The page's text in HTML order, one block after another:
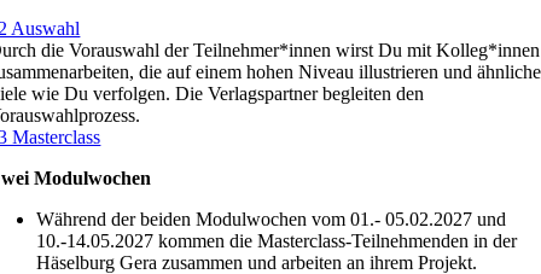
Auswahl
die Vorauswahl der Teilnehmer*innen wirst Du mit Kolleg*innen
die auf einem hohen Niveau illustrieren und ähnliche
wie Du verfolgen. Die Verlagspartner begleiten den
Masterclass
Modulwochen
Während der beiden Modulwochen vom 01.- 05.02.2027 und
10.-14.05.2027 kommen die Masterclass-Teilnehmenden in der
Häselburg Gera zusammen und arbeiten an ihrem Projekt.